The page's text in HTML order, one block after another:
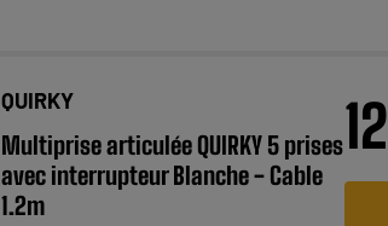
QUIRKY
Multiprise articulée QUIRKY 5 prises
avec interrupteur Blanche - Cable
1.2m
12